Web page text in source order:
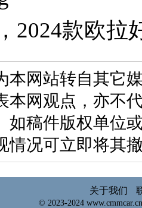
2024款欧拉
本网站转自其它
本网观点，亦不
如稿件版权单位
情况可立即将其
关于我们
© 2023-2024